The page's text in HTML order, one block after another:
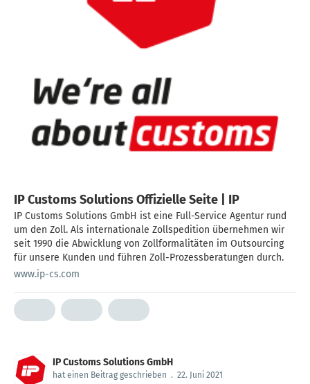
IP Customs Solutions Offizielle Seite | IP
IP Customs Solutions GmbH ist eine Full-Service Agentur rund
um den Zoll. Als internationale Zollspedition übernehmen wir
seit 1990 die Abwicklung von Zollformalitäten im Outsourcing
für unsere Kunden und führen Zoll-Prozessberatungen durch.
www.ip-cs.com
IP Customs Solutions GmbH
hat einen Beitrag geschrieben . 22. Juni 2021